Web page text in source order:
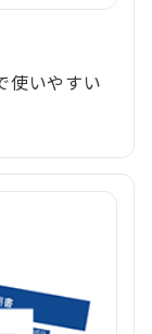
使いやすい